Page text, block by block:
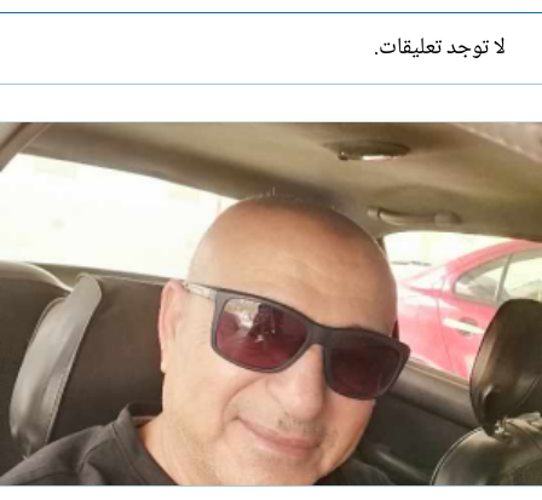
لا توجد تعليقات.